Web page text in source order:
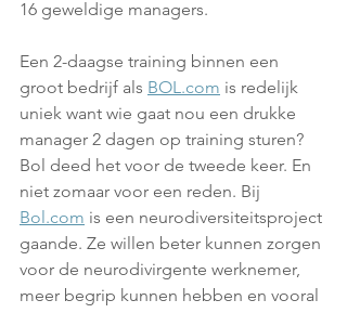
16 geweldige managers.
Een 2-daagse training binnen een
groot bedrijf als BOL.com is redelijk
uniek want wie gaat nou een drukke
manager 2 dagen op training sturen?
Bol deed het voor de tweede keer. En
niet zomaar voor een reden. Bij
Bol.com is een neurodiversiteitsproject
gaande. Ze willen beter kunnen zorgen
voor de neurodivirgente werknemer,
meer begrip kunnen hebben en vooral